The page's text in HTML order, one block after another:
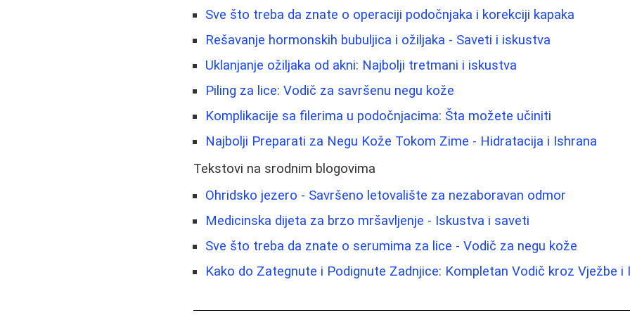
Sve što treba da znate o operaciji podočnjaka i korekciji kapaka
Rešavanje hormonskih bubuljica i ožiljaka - Saveti i iskustva
Uklanjanje ožiljaka od akni: Najbolji tretmani i iskustva
Piling za lice: Vodič za savršenu negu kože
Komplikacije sa filerima u podočnjacima: Šta možete učiniti
Najbolji Preparati za Negu Kože Tokom Zime - Hidratacija i Ishrana
Tekstovi na srodnim blogovima
Ohridsko jezero - Savršeno letovalište za nezaboravan odmor
Medicinska dijeta za brzo mršavljenje - Iskustva i saveti
Sve što treba da znate o serumima za lice - Vodič za negu kože
Kako do Zategnute i Podignute Zadnjice: Kompletan Vodič kroz Vježbe i